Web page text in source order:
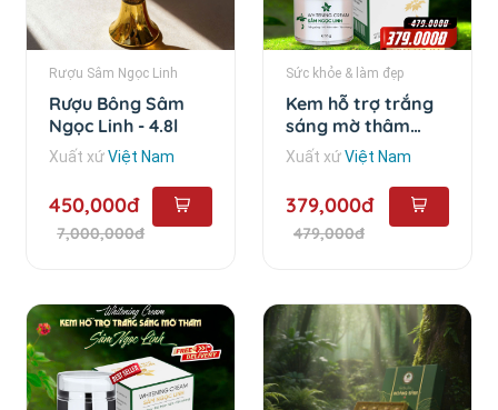
Rượu Sâm Ngọc Linh
Rượu Bông Sâm
Ngọc Linh - 4.8l
Xuất xứViệt Nam
450,000đ
7,000,000đ
Sức khỏe & làm đẹp
Kem hỗ trợ trắng
sáng mờ thâm
Sâm Ngọc Linh -
35gram
Xuất xứViệt Nam
379,000đ
479,000đ